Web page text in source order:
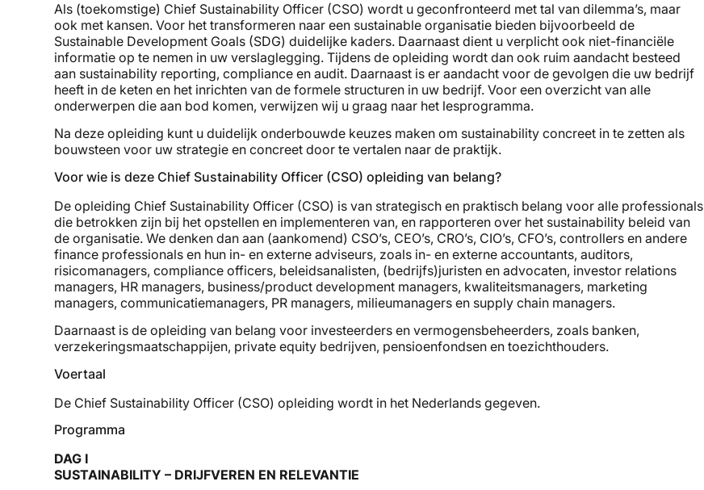
Als (toekomstige) Chief Sustainability Officer (CSO) wordt u geconfronteerd met tal van dilemma’s, maar
ook met kansen. Voor het transformeren naar een sustainable organisatie bieden bijvoorbeeld de
Sustainable Development Goals (SDG) duidelijke kaders. Daarnaast dient u verplicht ook niet-financiële
informatie op te nemen in uw verslaglegging. Tijdens de opleiding wordt dan ook ruim aandacht besteed
aan sustainability reporting, compliance en audit. Daarnaast is er aandacht voor de gevolgen die uw bedrijf
heeft in de keten en het inrichten van de formele structuren in uw bedrijf. Voor een overzicht van alle
onderwerpen die aan bod komen, verwijzen wij u graag naar het lesprogramma.
Na deze opleiding kunt u duidelijk onderbouwde keuzes maken om sustainability concreet in te zetten als
bouwsteen voor uw strategie en concreet door te vertalen naar de praktijk.
Voor wie is deze Chief Sustainability Officer (CSO) opleiding van belang?
De opleiding Chief Sustainability Officer (CSO) is van strategisch en praktisch belang voor alle professionals
die betrokken zijn bij het opstellen en implementeren van, en rapporteren over het sustainability beleid van
de organisatie. We denken dan aan (aankomend) CSO’s, CEO’s, CRO’s, CIO’s, CFO’s, controllers en andere
finance professionals en hun in- en externe adviseurs, zoals in- en externe accountants, auditors,
risicomanagers, compliance officers, beleidsanalisten, (bedrijfs)juristen en advocaten, investor relations
managers, HR managers, business/product development managers, kwaliteitsmanagers, marketing
managers, communicatiemanagers, PR managers, milieumanagers en supply chain managers.
Daarnaast is de opleiding van belang voor investeerders en vermogensbeheerders, zoals banken,
verzekeringsmaatschappijen, private equity bedrijven, pensioenfondsen en toezichthouders.
Voertaal
De Chief Sustainability Officer (CSO) opleiding wordt in het Nederlands gegeven.
Programma
DAG I
SUSTAINABILITY – DRIJFVEREN EN RELEVANTIE